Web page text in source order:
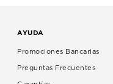
AYUDA
Promociones Bancarias
Preguntas Frecuentes